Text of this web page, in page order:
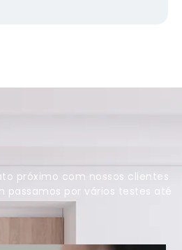
próximo com nossos clientes
passamos por vários testes até